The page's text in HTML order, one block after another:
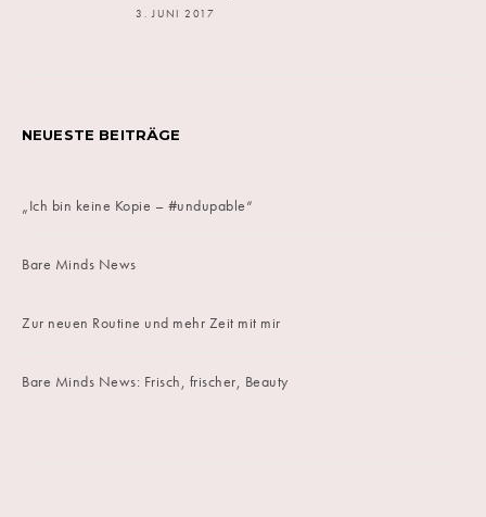
3. JUNI 2017
NEUESTE BEITRÄGE
„Ich bin keine Kopie – #undupable“
Bare Minds News
Zur neuen Routine und mehr Zeit mit mir
Bare Minds News: Frisch, frischer, Beauty